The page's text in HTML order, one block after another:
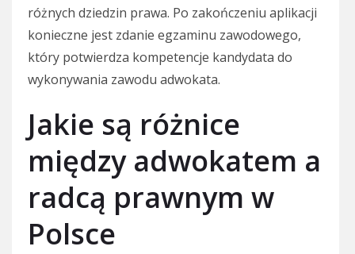
różnych dziedzin prawa. Po zakończeniu aplikacji
konieczne jest zdanie egzaminu zawodowego,
który potwierdza kompetencje kandydata do
wykonywania zawodu adwokata.
Jakie są różnice
między adwokatem a
radcą prawnym w
Polsce